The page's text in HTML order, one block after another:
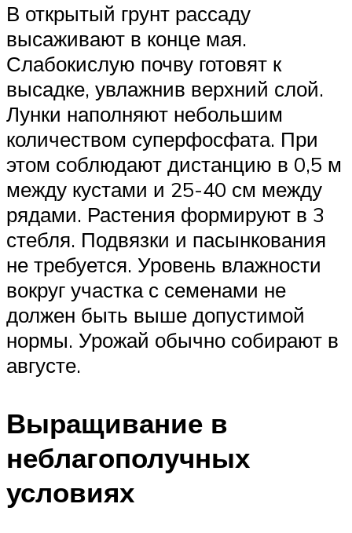
В открытый грунт рассаду
высаживают в конце мая.
Слабокислую почву готовят к
высадке, увлажнив верхний слой.
Лунки наполняют небольшим
количеством суперфосфата. При
этом соблюдают дистанцию в 0,5 м
между кустами и 25-40 см между
рядами. Растения формируют в 3
стебля. Подвязки и пасынкования
не требуется. Уровень влажности
вокруг участка с семенами не
должен быть выше допустимой
нормы. Урожай обычно собирают в
августе.
Выращивание в
неблагополучных
условиях